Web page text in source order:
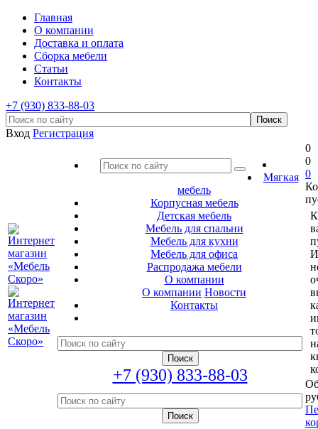
Главная
О компании
Доставка и оплата
Сборка мебели
Статьи
Контакты
+7 (930) 833-88-03
Вход Регистрация
Мягкая
мебель
Корпусная мебель
Детская мебель
Мебель для спальни
Мебель для кухни
Мебель для офиса
Распродажа мебели
О компании
О компании Новости
Контакты
+7 (930) 833-88-03
0
0
0